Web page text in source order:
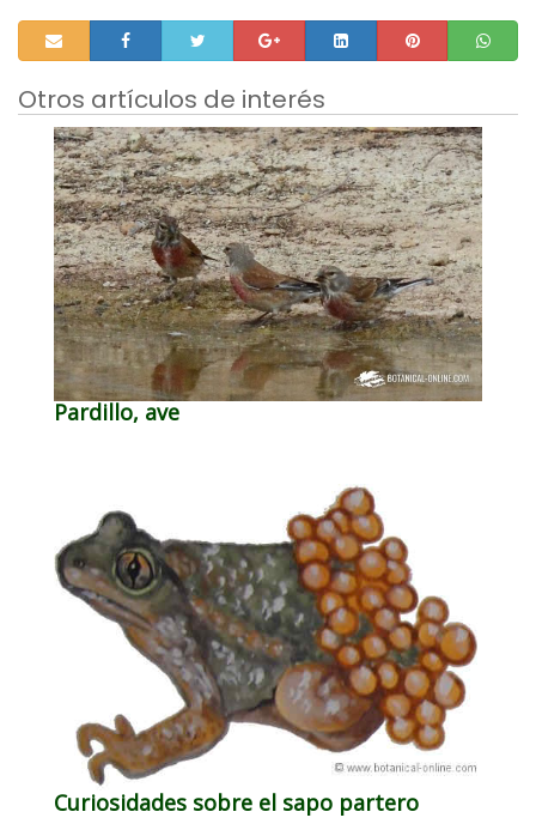
Otros artículos de interés
Pardillo, ave
Curiosidades sobre el sapo partero